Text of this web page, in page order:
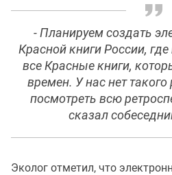
- Планируем создать
Красной книги России,
все Красные книги,
времен. У нас нет
посмотреть всю
сказал
Эколог отметил, что